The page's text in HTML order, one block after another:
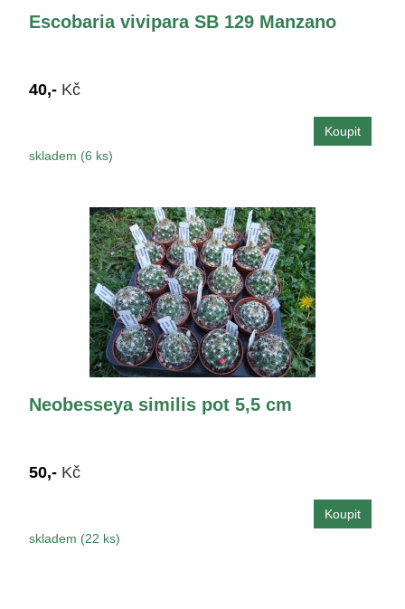
Escobaria vivipara SB 129 Manzano
40,- Kč
skladem (6 ks)
Neobesseya similis pot 5,5 cm
50,- Kč
skladem (22 ks)